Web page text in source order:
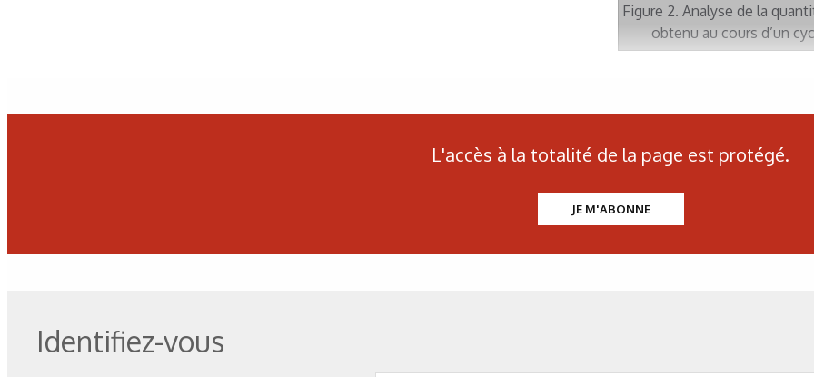
Figure 2. Analyse de la
obtenu au cours d’un
Anneau maintenu à 92 %
Figure 4. Analyse de la
entre la quantité
L'accès à la totalité de la page est protégé.
JE M'ABONNE
Identifiez-vous